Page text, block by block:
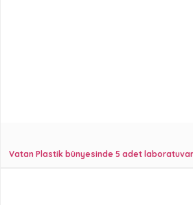
Vatan Plastik bünyesinde 5 adet laboratuvar